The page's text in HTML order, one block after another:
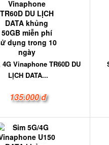
Vinaphone TR60D DU
LỊCH DATA...
135.000 đ